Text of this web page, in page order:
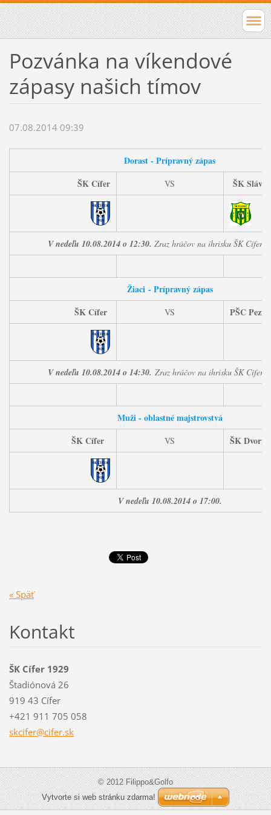
Pozvánka na víkendové
zápasy našich tímov
07.08.2014 09:39
Dorast - Prípravný zápas
ŠK Cífer
VS ŠK Slávia
V nedeľu 10.08.2014 o 12:30.Zraz hráčov na ihrisku ŠK Cífer
Žiaci - Prípravný zápas
ŠK Cífer
VS PŠC
V nedeľu 10.08.2014 o 14:30. Zraz hráčov na ihrisku ŠK Cífer
Muži - oblastné majstrovstvá
ŠK Cífer
VS ŠK
V nedeľu 10.08.2014 o 17:00.
« Späť
Kontakt
ŠK Cífer 1929
Štadiónová 26
919 43 Cífer
+421 911 705 058
skcifer@cifer.sk
© 2012 Filippo&Golfo
Vytvorte si web stránku zdarma!